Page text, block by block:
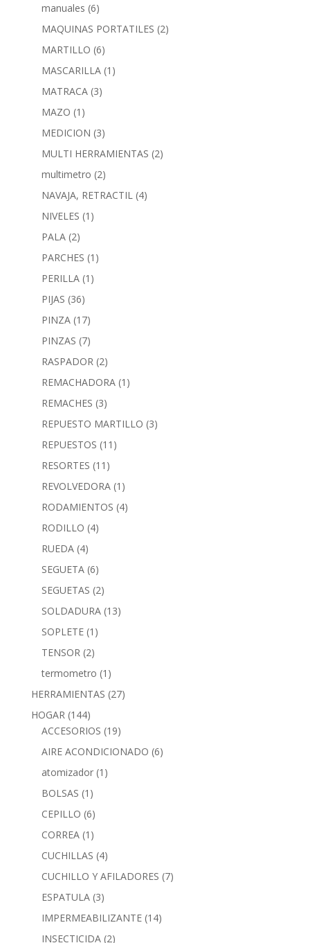
manuales (6)
MAQUINAS PORTATILES (2)
MARTILLO (6)
MASCARILLA (1)
MATRACA (3)
MAZO (1)
MEDICION (3)
MULTI HERRAMIENTAS (2)
multimetro (2)
NAVAJA, RETRACTIL (4)
NIVELES (1)
PALA (2)
PARCHES (1)
PERILLA (1)
PIJAS (36)
PINZA (17)
PINZAS (7)
RASPADOR (2)
REMACHADORA (1)
REMACHES (3)
REPUESTO MARTILLO (3)
REPUESTOS (11)
RESORTES (11)
REVOLVEDORA (1)
RODAMIENTOS (4)
RODILLO (4)
RUEDA (4)
SEGUETA (6)
SEGUETAS (2)
SOLDADURA (13)
SOPLETE (1)
TENSOR (2)
termometro (1)
HERRAMIENTAS (27)
HOGAR (144)
ACCESORIOS (19)
AIRE ACONDICIONADO (6)
atomizador (1)
BOLSAS (1)
CEPILLO (6)
CORREA (1)
CUCHILLAS (4)
CUCHILLO Y AFILADORES (7)
ESPATULA (3)
IMPERMEABILIZANTE (14)
INSECTICIDA (2)